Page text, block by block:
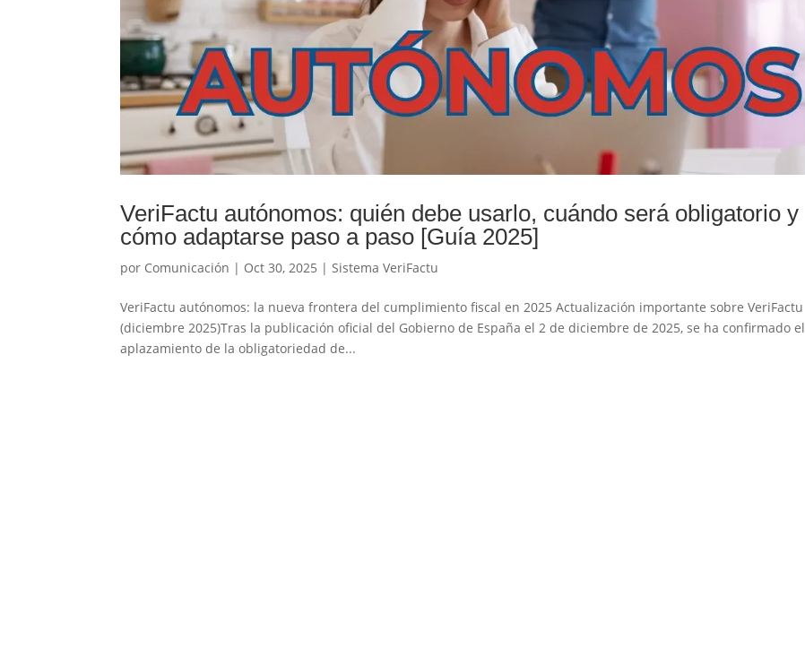
VeriFactu autónomos: quién debe usarlo, cuándo será obligatorio y
cómo adaptarse paso a paso [Guía 2025]
por Comunicación | Oct 30, 2025 |Sistema VeriFactu
VeriFactu autónomos: la nueva frontera del cumplimiento fiscal en 2025 Actualización importante sobre VeriFactu
(diciembre 2025)Tras la publicación oficial del Gobierno de España el 2 de diciembre de 2025, se ha confirmado el
aplazamiento de la obligatoriedad de...